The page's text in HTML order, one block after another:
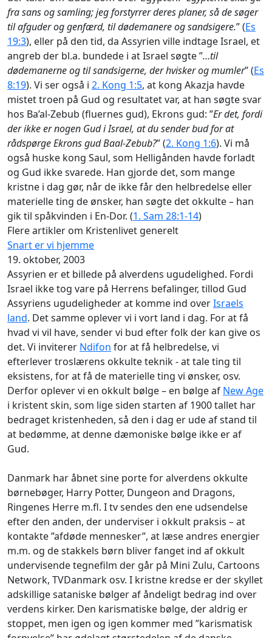
fra sans og samling; jeg forstyrrer deres planer, så de søger
til afguder og genfærd, til dødemanere og sandsigere.” (Es
19:3), eller på den tid, da Assyrien ville indtage Israel, et
angreb der bl.a. bundede i at Israel søgte ”…til
dødemanerne og til sandsigerne, der hvisker og mumler” (Es
8:19). Vi ser også i 2. Kong 1:5, at kong Akazja havde
mistet troen på Gud og resultatet var, at han søgte svar
hos Ba’al-Zebub (fluernes gud), Ekrons gud: ”Er det, fordi
der ikke er nogen Gud i Israel, at du sender bud for at
rådspørge Ekrons gud Baal-Zebub?” (2. Kong 1:6). Vi må
også huske kong Saul, som Helligånden havde forladt
og Gud ikke svarede. Han gjorde det, som mange
kristne i dag gør, når de ikke får den helbredelse eller
materielle ting de ønsker, han søgte det okkulte – han
gik til spåkvinden i En-Dor. (1. Sam 28:1-14)
Flere artikler om Kristenlivet generelt
Snart er vi hjemme
19. oktober, 2003
Assyrien er et billede på alverdens ugudelighed. Fordi
Israel ikke tog vare på Herrens befalinger, tillod Gud
Assyriens ugudeligheder at komme ind overIsraels
land. Det samme oplever vi i vort land i dag. For at få
hvad vi vil have, sender vi bud efter folk der kan give os
det. Vi inviterer Ndifon for at få helbredelse, vi
efterlever troslærens okkulte teknik - at tale ting til
eksistens, for at få de materielle ting vi ønsker, osv.
Derfor oplever vi en okkult bølge – en bølge af New Age
i kristent skin, som lige siden starten af 1900 tallet har
bedraget kristenheden, så den i dag er ude af stand til
at bedømme, at denne dæmoniske bølge ikke er af
Gud.
Danmark har åbnet sine porte for alverdens okkulte
børnebøger, Harry Potter, Dungeon and Dragons,
Ringenes Herre m.fl. I tv sendes den ene udsendelse
efter den anden, der underviser i okkult praksis – at
kontakte ”afdøde mennesker”, at læse andres energier
m.m. og de stakkels børn bliver fanget ind af okkult
undervisende tegnefilm der går på Mini Zulu, Cartoons
Network, TVDanmark osv. I kristne kredse er der skyllet
adskillige sataniske bølger af åndeligt bedrag ind over
verdens kirker. Den karismatiske bølge, der aldrig er
stoppet, men igen og igen kommer med ”karismatisk